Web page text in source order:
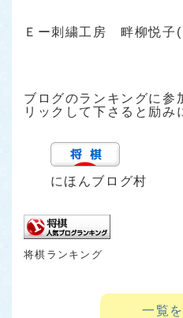
Ｅー刺繍工房 畔柳悦
ブログのランキングに参
リックして下さると励み
にほんブログ村
将棋ランキング
一覧